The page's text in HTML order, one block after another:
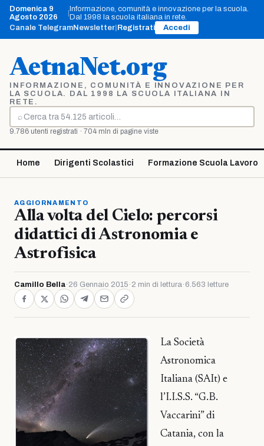
Vai
contenuto
Domenica 9
Agosto 2026
|Informazione, comunità e innovazione per la scuola.
Dal 1998 la scuola italiana in rete.
Canale TelegramNewsletter Registrati Accedi
AetnaNet.org
INFORMAZIONE, COMUNITÀ E INNOVAZIONE PER
LA SCUOLA. DAL 1998 LA SCUOLA ITALIANA IN
RETE.
⌕
Cerca
9.786 utenti registrati · 704 mln di pagine viste
Home Dirigenti Scolastici Formazione Scuola Lavoro
AGGIORNAMENTO
Alla volta del Cielo: percorsi
didattici di Astronomia e
Astrofisica
Camillo Bella· 26 Gennaio 2015 · 2 min di lettura· 6.563 letture
La Società
Astronomica
Italiana (SAIt) e
l’I.I.S.S. “G.B.
Vaccarini” di
Catania, con la